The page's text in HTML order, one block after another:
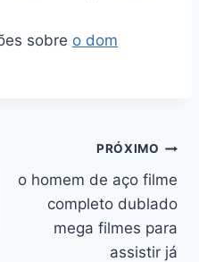
sobre o dom
PRÓXIMO
o homem de aço filme
completo dublado
mega filmes para
assistir já